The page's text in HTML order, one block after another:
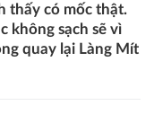
thấy có mốc thật.
không sạch sẽ vì
quay lại Làng Mít